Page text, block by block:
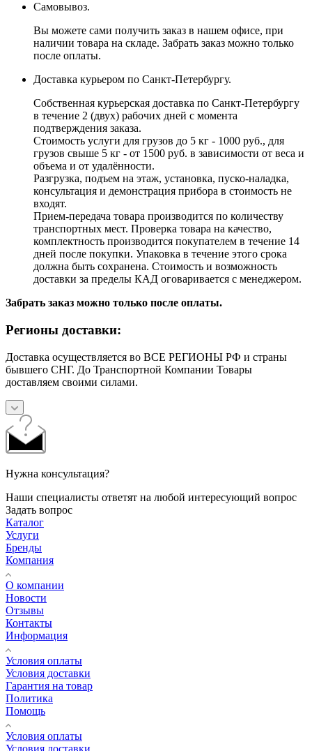
Самовывоз.
Вы можете сами получить заказ в нашем офисе, при
наличии товара на складе. Забрать заказ можно только
после оплаты.
Доставка курьером по Санкт-Петербургу.
Собственная курьерская доставка по Санкт-Петербургу
в течение 2 (двух) рабочих дней с момента
подтверждения заказа.
Стоимость услуги для грузов до 5 кг - 1000 руб., для
грузов свыше 5 кг - от 1500 руб. в зависимости от веса и
объема и от удалённости.
Разгрузка, подъем на этаж, установка, пуско-наладка,
консультация и демонстрация прибора в стоимость не
входят.
Прием-передача товара производится по количеству
транспортных мест. Проверка товара на качество,
комплектность производится покупателем в течение 14
дней после покупки. Упаковка в течение этого срока
должна быть сохранена. Стоимость и возможность
доставки за пределы КАД оговаривается с менеджером.
Забрать заказ можно только после оплаты.
Регионы доставки:
Доставка осуществляется во ВСЕ РЕГИОНЫ РФ и страны
бывшего СНГ. До Транспортной Компании Товары
доставляем своими силами.
Нужна консультация?
Наши специалисты ответят на любой интересующий вопрос
Задать вопрос
Каталог
Услуги
Бренды
Компания
О компании
Новости
Отзывы
Контакты
Информация
Условия оплаты
Условия доставки
Гарантия на товар
Политика
Помощь
Условия оплаты
Условия доставки